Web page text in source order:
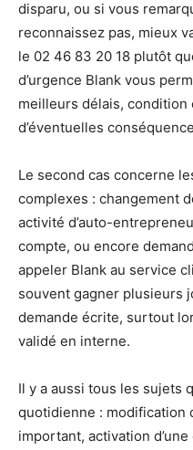
disparu, ou si vous
reconnaissez pas, mieux
le 02 46 83 20 18 plutôt
d’urgence Blank vous
meilleurs délais,
d’éventuelles
Le second cas concerne
complexes : changement
activité d’auto-
compte, ou encore
appeler Blank au service
souvent gagner plusieurs
demande écrite, surtout
validé en interne.
Il y a aussi tous les sujets
quotidienne : modification
important, activation